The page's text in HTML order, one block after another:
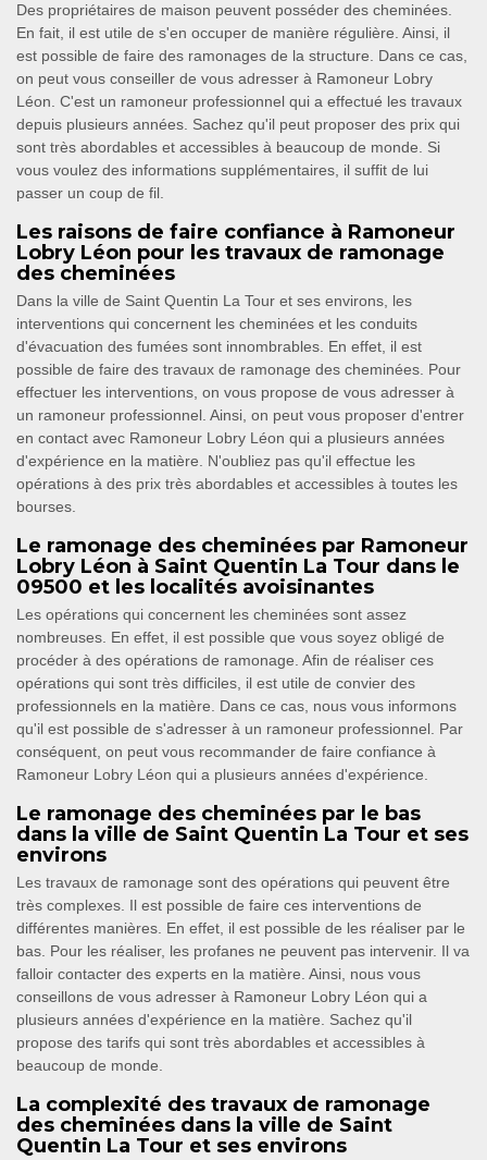
Des propriétaires de maison peuvent posséder des cheminées.
En fait, il est utile de s'en occuper de manière régulière. Ainsi, il
est possible de faire des ramonages de la structure. Dans ce cas,
on peut vous conseiller de vous adresser à Ramoneur Lobry
Léon. C'est un ramoneur professionnel qui a effectué les travaux
depuis plusieurs années. Sachez qu'il peut proposer des prix qui
sont très abordables et accessibles à beaucoup de monde. Si
vous voulez des informations supplémentaires, il suffit de lui
passer un coup de fil.
Les raisons de faire confiance à Ramoneur
Lobry Léon pour les travaux de ramonage
des cheminées
Dans la ville de Saint Quentin La Tour et ses environs, les
interventions qui concernent les cheminées et les conduits
d'évacuation des fumées sont innombrables. En effet, il est
possible de faire des travaux de ramonage des cheminées. Pour
effectuer les interventions, on vous propose de vous adresser à
un ramoneur professionnel. Ainsi, on peut vous proposer d'entrer
en contact avec Ramoneur Lobry Léon qui a plusieurs années
d'expérience en la matière. N'oubliez pas qu'il effectue les
opérations à des prix très abordables et accessibles à toutes les
bourses.
Le ramonage des cheminées par Ramoneur
Lobry Léon à Saint Quentin La Tour dans le
09500 et les localités avoisinantes
Les opérations qui concernent les cheminées sont assez
nombreuses. En effet, il est possible que vous soyez obligé de
procéder à des opérations de ramonage. Afin de réaliser ces
opérations qui sont très difficiles, il est utile de convier des
professionnels en la matière. Dans ce cas, nous vous informons
qu'il est possible de s'adresser à un ramoneur professionnel. Par
conséquent, on peut vous recommander de faire confiance à
Ramoneur Lobry Léon qui a plusieurs années d'expérience.
Le ramonage des cheminées par le bas
dans la ville de Saint Quentin La Tour et ses
environs
Les travaux de ramonage sont des opérations qui peuvent être
très complexes. Il est possible de faire ces interventions de
différentes manières. En effet, il est possible de les réaliser par le
bas. Pour les réaliser, les profanes ne peuvent pas intervenir. Il va
falloir contacter des experts en la matière. Ainsi, nous vous
conseillons de vous adresser à Ramoneur Lobry Léon qui a
plusieurs années d'expérience en la matière. Sachez qu'il
propose des tarifs qui sont très abordables et accessibles à
beaucoup de monde.
La complexité des travaux de ramonage
des cheminées dans la ville de Saint
Quentin La Tour et ses environs